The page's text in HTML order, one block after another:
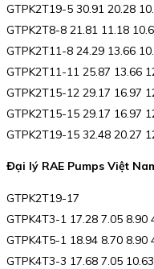
GTPK2T19-5 30.91 20.28
GTPK2T8-8 21.81 11.18
GTPK2T11-8 24.29 13.66
GTPK2T11-11 25.87 13.66
GTPK2T15-12 29.17 16.97
GTPK2T15-15 29.17 16.97
GTPK2T19-15 32.48 20.27
Đại lý RAE Pumps Việt
GTPK2T19-17
GTPK4T3-1 17.28 7.05 8.90
GTPK4T5-1 18.94 8.70 8.90
GTPK4T3-3 17.68 7.05